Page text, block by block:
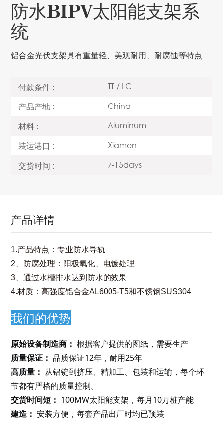
防水BIPV太阳能支架系
统
铝合金光伏支架具有重量轻、美观耐用、耐腐蚀等特点
付款条件 :
TT / LC
产品产地 :
China
材料 :
Aluminum
装运港口 :
Xiamen
交货时间 :
7-15days
产品详情
1.产品特点：专业防水导轨
2、防腐处理：阳极氧化、电镀处理
3、通过水槽排水达到防水的效果
4.材质：高强度铝合金AL6005-T5和不锈钢SUS304
我们的优势
原始设备制造商：根据客户提供的图纸，需要生产
质量保证：品质保证12年，耐用25年
高质量： 从铝锭到挤压、精加工、包装和运输，每个环
节都有严格的质量控制。
交货时间短： 100MW太阳能支架，每月10万桩产能
建造：安装方便，每套产品出厂时均已预装